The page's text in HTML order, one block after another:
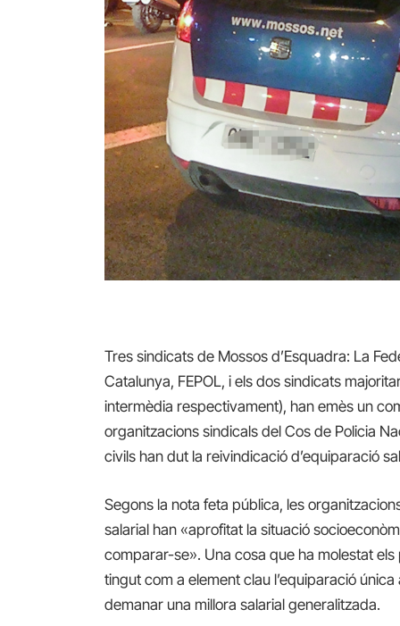
Tres sindicats de Mossos d’Esquadra: La
Catalunya, FEPOL, i els dos sindicats
intermèdia respectivament), han emès un
organitzacions sindicals del Cos de Policia
civils han dut la reivindicació d’equiparació
Segons la nota feta pública, les
salarial han «aprofitat la situació
comparar-se». Una cosa que ha molestat
tingut com a element clau l’equiparació
demanar una millora salarial generalitzada.